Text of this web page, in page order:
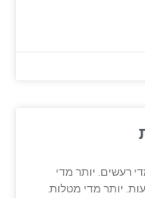
רעשים. יותר מדי
יותר מדי מטלות.